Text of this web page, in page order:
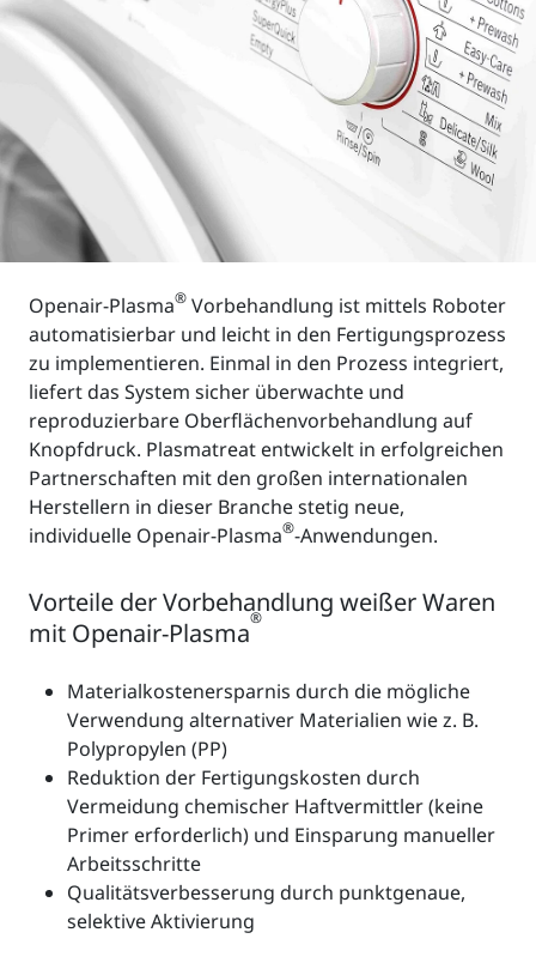
Openair-Plasma® Vorbehandlung ist mittels Roboter
automatisierbar und leicht in den Fertigungsprozess
zu implementieren. Einmal in den Prozess integriert,
liefert das System sicher überwachte und
reproduzierbare Oberflächenvorbehandlung auf
Knopfdruck. Plasmatreat entwickelt in erfolgreichen
Partnerschaften mit den großen internationalen
Herstellern in dieser Branche stetig neue,
individuelle Openair-Plasma®-Anwendungen.
Vorteile der Vorbehandlung weißer Waren
mit Openair-Plasma®
Materialkostenersparnis durch die mögliche
Verwendung alternativer Materialien wie z. B.
Polypropylen (PP)
Reduktion der Fertigungskosten durch
Vermeidung chemischer Haftvermittler (keine
Primer erforderlich) und Einsparung manueller
Arbeitsschritte
Qualitätsverbesserung durch punktgenaue,
selektive Aktivierung